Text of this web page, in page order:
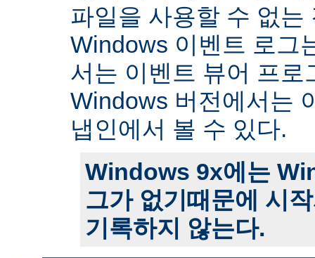
파일을 사용할 수 없는
Windows 이벤트 로그
서는 이벤트 뷰어 프로
Windows 버전에서는
냅인에서 볼 수 있다.
Windows 9x에는
그가 없기때문에 시
기록하지 않는다.